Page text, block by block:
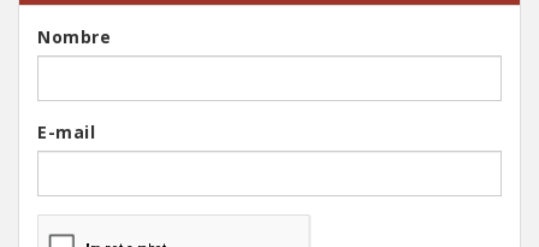
Nombre
E-mail